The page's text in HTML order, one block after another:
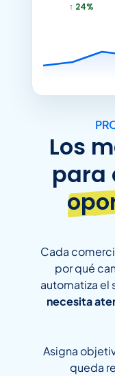
↑ 24%
Los
para
Cada
por qué
automatiza el
necesita
Asigna
queda